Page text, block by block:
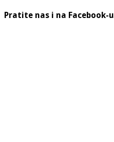
Pratite nas i na Facebook-u